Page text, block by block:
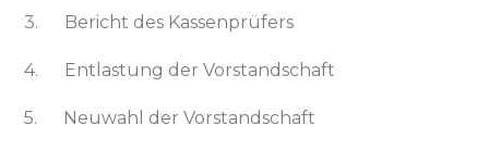
3. Bericht des Kassenprüfers
4. Entlastung der Vorstandschaft
5. Neuwahl der Vorstandschaft